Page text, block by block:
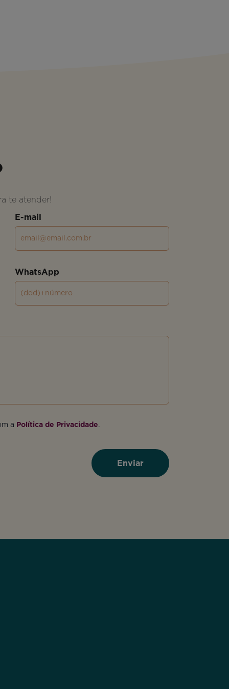
te atender!
E-mail
WhatsApp
a Política de Privacidade.